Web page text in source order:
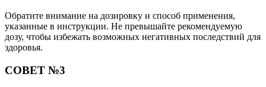
Обратите внимание на дозировку и способ применения,
указанные в инструкции. Не превышайте рекомендуемую
дозу, чтобы избежать возможных негативных последствий для
здоровья.
СОВЕТ №3